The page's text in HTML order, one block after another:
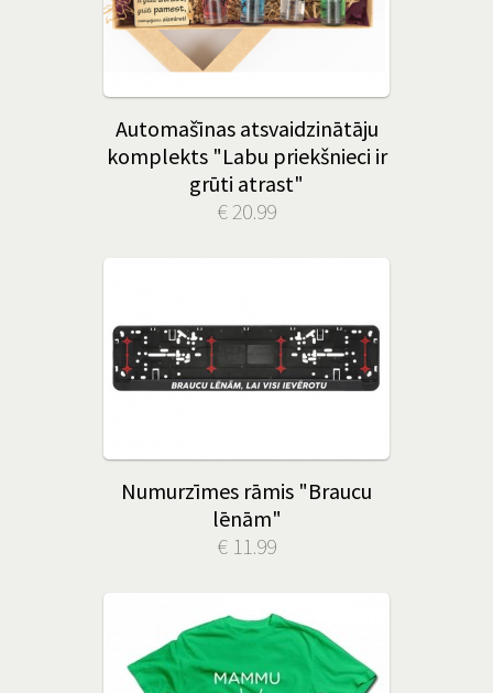
Automašīnas atsvaidzinātāju
komplekts "Labu priekšnieci ir
grūti atrast"
€ 20.99
Numurzīmes rāmis "Braucu
lēnām"
€ 11.99